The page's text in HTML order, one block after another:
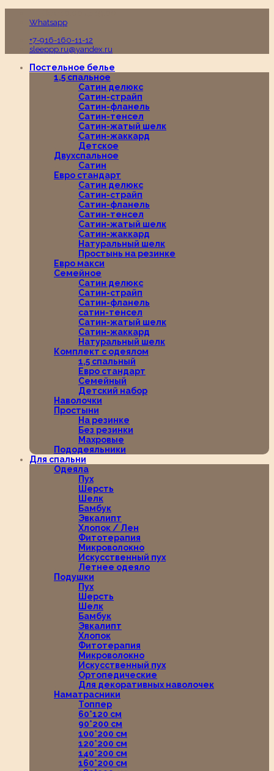
Whatsapp
+7-916-160-11-12
sleeppp.ru@yandex.ru
Постельное белье
1,5 спальное
Сатин делюкс
Сатин-страйп
Сатин-фланель
Сатин-тенсел
Сатин-жатый шелк
Сатин-жаккард
Детское
Двухспальное
Сатин
Евро стандарт
Сатин делюкс
Сатин-страйп
Сатин-фланель
Сатин-тенсел
Сатин-жатый шелк
Сатин-жаккард
Натуральный шелк
Простынь на резинке
Евро макси
Семейное
Сатин делюкс
Сатин-страйп
Сатин-фланель
сатин-тенсел
Сатин-жатый шелк
Сатин-жаккард
Натуральный шелк
Комплект с одеялом
1,5 спальный
Евро стандарт
Семейный
Детский набор
Наволочки
Простыни
На резинке
Без резинки
Махровые
Пододеяльники
Для спальни
Одеяла
Пух
Шерсть
Шелк
Бамбук
Эвкалипт
Хлопок / Лен
Фитотерапия
Микроволокно
Искусственный пух
Летнее одеяло
Подушки
Пух
Шерсть
Шелк
Бамбук
Эвкалипт
Хлопок
Фитотерапия
Микроволокно
Искусственный пух
Ортопедические
Для декоративных наволочек
Наматрасники
Топпер
60*120 см
90*200 см
100*200 см
120*200 см
140*200 см
160*200 см